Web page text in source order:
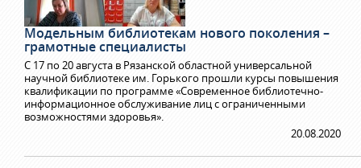
Модельным библиотекам нового поколения –
грамотные специалисты
С 17 по 20 августа в Рязанской областной универсальной
научной библиотеке им. Горького прошли курсы повышения
квалификации по программе «Современное библиотечно-
информационное обслуживание лиц с ограниченными
возможностями здоровья».
20.08.2020